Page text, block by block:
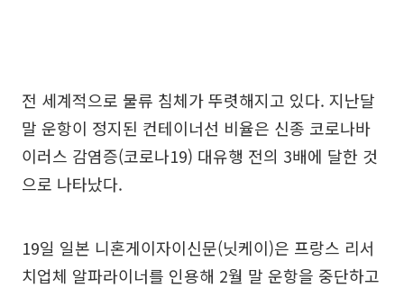
전 세계적으로 물류 침체가 뚜렷해지고 있다. 지난달
말 운항이 정지된 컨테이너선 비율은 신종 코로나바
이러스 감염증(코로나19) 대유행 전의 3배에 달한 것
으로 나타났다.
19일 일본 니혼게이자이신문(닛케이)은 프랑스 리서
치업체 알파라이너를 인용해 2월 말 운항을 중단하고